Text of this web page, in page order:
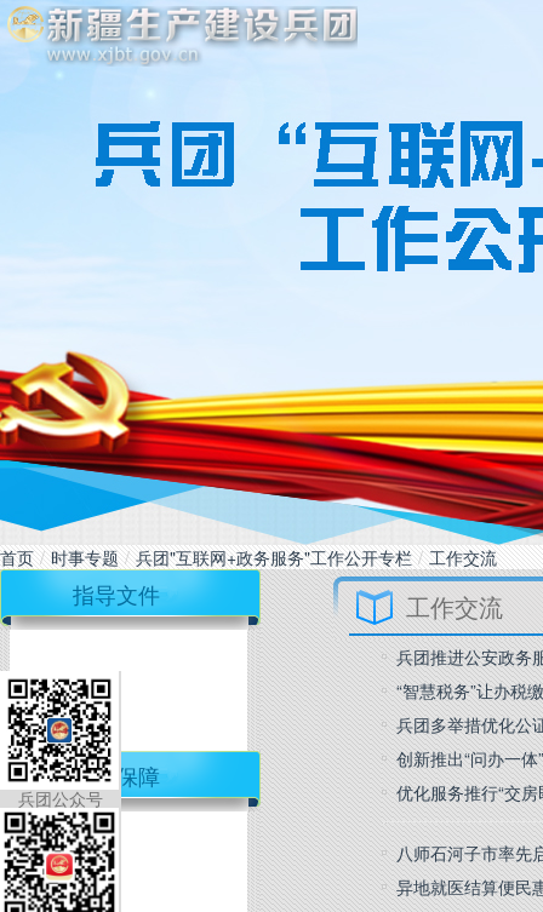
首页 / 时事专题 / 兵团"互联网+政务服务"工作公开专栏 / 工作交流
指导文件
工作保障
工作交流
兵团推进公安政务
“智慧税务”让办税
兵团多举措优化公
创新推出“问办一体
优化服务推行“交房
八师石河子市率先
异地就医结算便民
兵团公众号